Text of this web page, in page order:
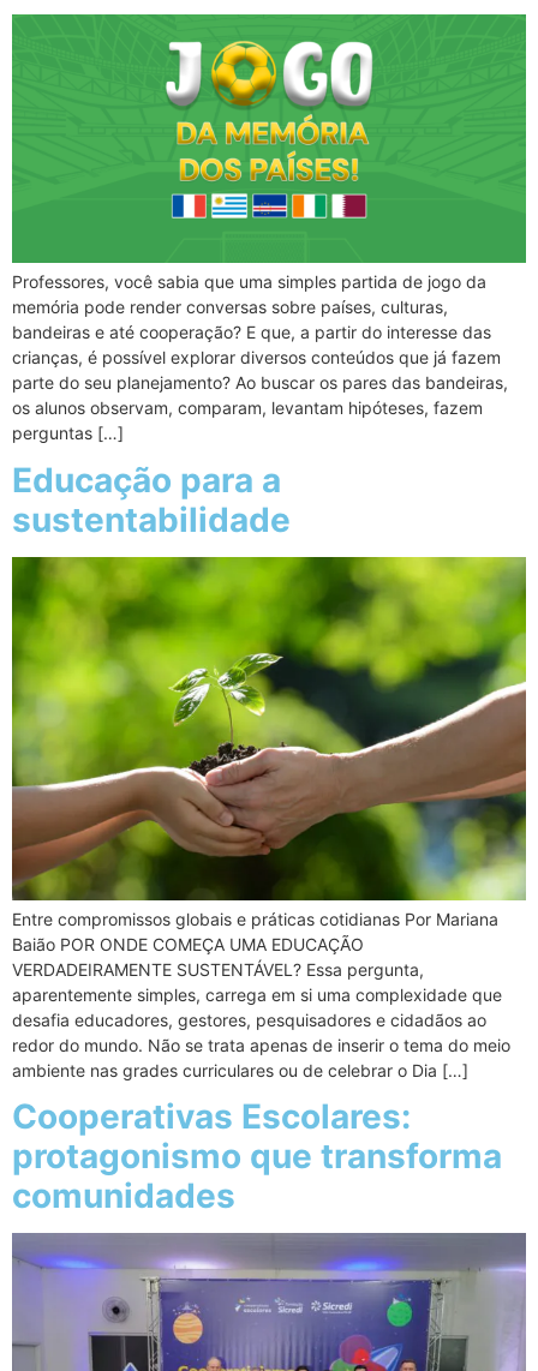
Professores, você sabia que uma simples partida de jogo da
memória pode render conversas sobre países, culturas,
bandeiras e até cooperação? E que, a partir do interesse das
crianças, é possível explorar diversos conteúdos que já fazem
parte do seu planejamento? Ao buscar os pares das bandeiras,
os alunos observam, comparam, levantam hipóteses, fazem
perguntas […]
Educação para a
sustentabilidade
Entre compromissos globais e práticas cotidianas Por Mariana
Baião POR ONDE COMEÇA UMA EDUCAÇÃO
VERDADEIRAMENTE SUSTENTÁVEL? Essa pergunta,
aparentemente simples, carrega em si uma complexidade que
desafia educadores, gestores, pesquisadores e cidadãos ao
redor do mundo. Não se trata apenas de inserir o tema do meio
ambiente nas grades curriculares ou de celebrar o Dia […]
Cooperativas Escolares:
protagonismo que transforma
comunidades